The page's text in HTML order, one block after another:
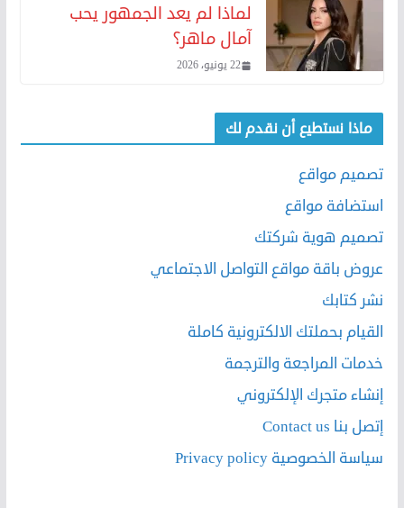
لماذا لم يعد الجمهور يحب
آمال ماهر؟
22 يونيو، 2026
ماذا نستطيع أن نقدم لك
تصميم مواقع
استضافة مواقع
تصميم هوية شركتك
عروض باقة مواقع التواصل الاجتماعي
نشر كتابك
القيام بحملتك الالكترونية كاملة
خدمات المراجعة والترجمة
إنشاء متجرك الإلكتروني
إتصل بنا Contact us
سياسة الخصوصية Privacy policy